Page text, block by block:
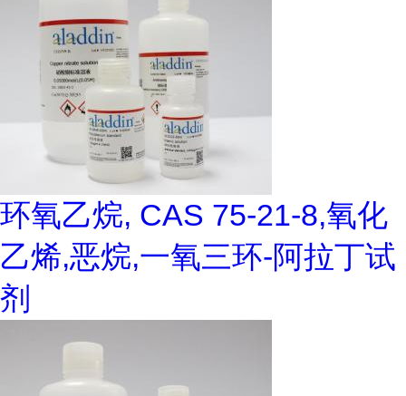
环氧乙烷, CAS 75-21-8,氧化
乙烯,恶烷,一氧三环-阿拉丁试
剂